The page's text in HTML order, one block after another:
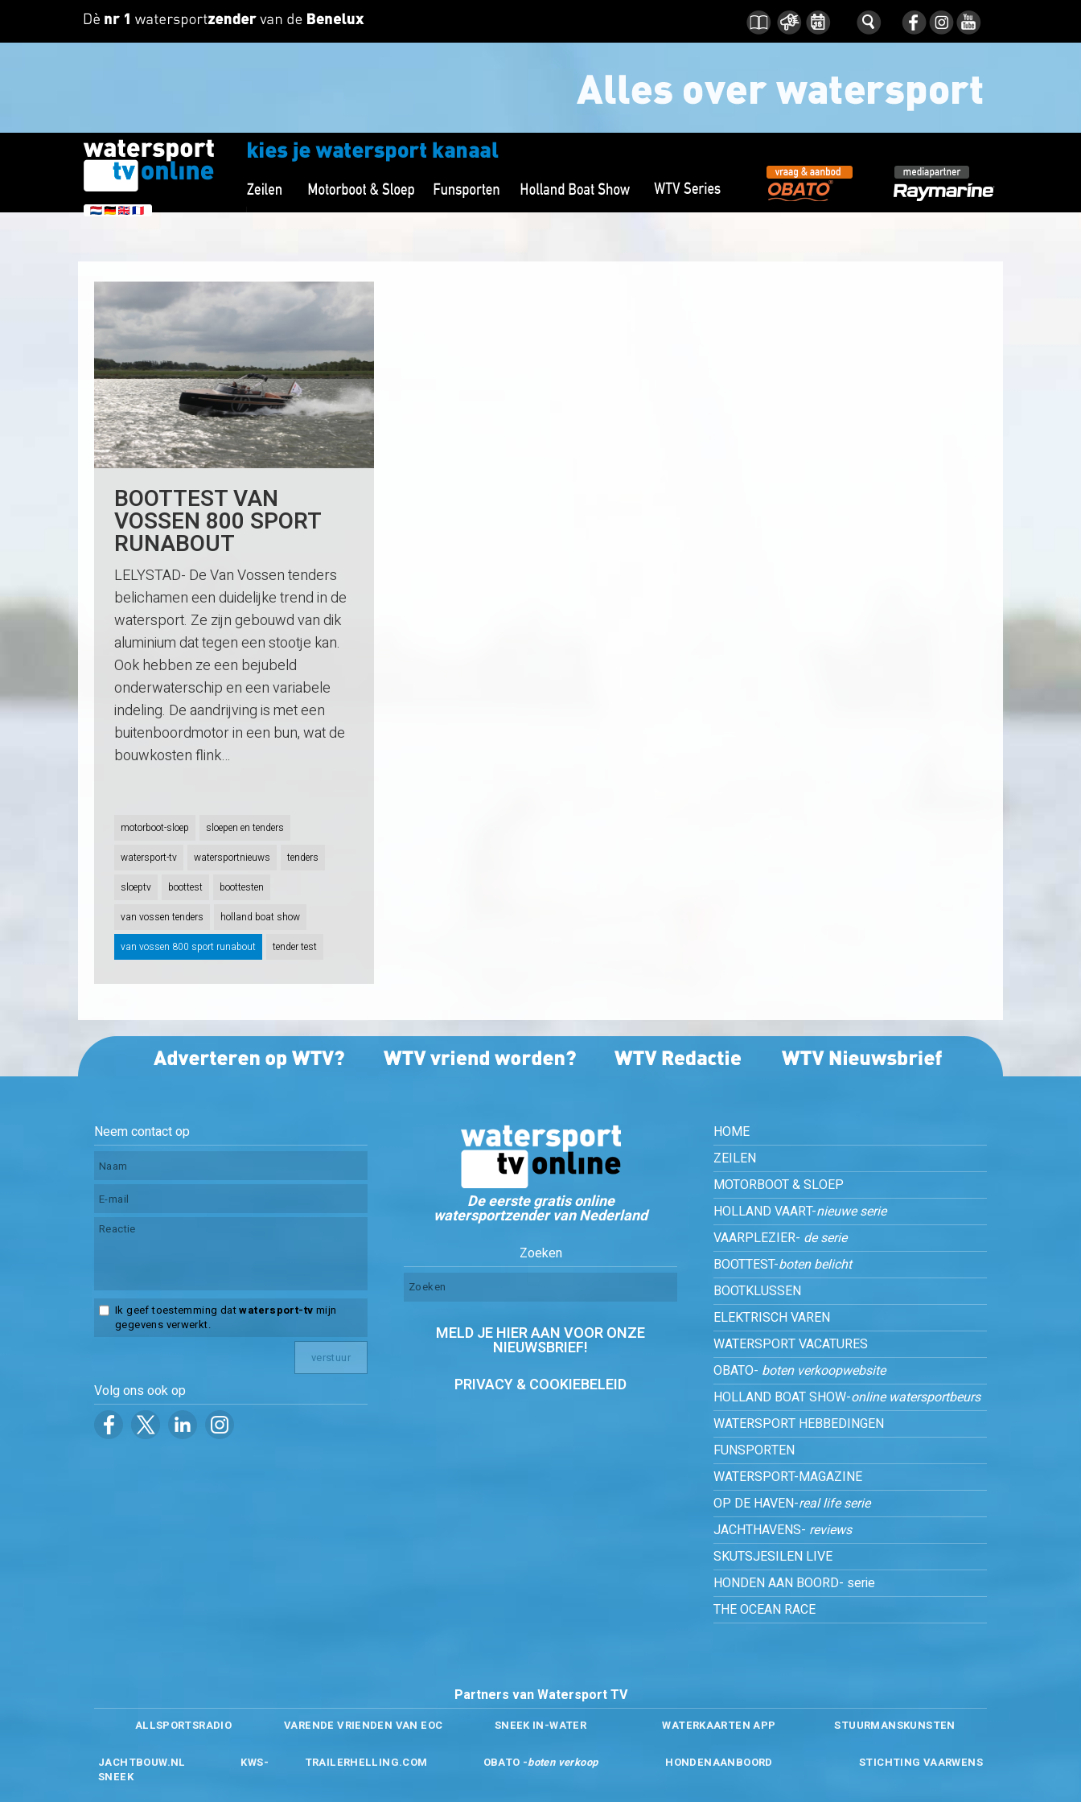
BOOTTEST VAN
VOSSEN 800 SPORT
RUNABOUT
LELYSTAD- De Van Vossen tenders
belichamen een duidelijke trend in de
watersport. Ze zijn gebouwd van dik
aluminium dat tegen een stootje kan.
Ook hebben ze een bejubeld
onderwaterschip en een variabele
indeling. De aandrijving is met een
buitenboordmotor in een bun, wat de
bouwkosten flink…
motorboot-sloep sloepen en tenders
watersport-tv watersportnieuws tenders
sloeptv boottest boottesten
van vossen tenders holland boat show
van vossen 800 sport runabout tender test
Neem contact op
Ik geef toestemming datwatersport-tv mijn
gegevens verwerkt.
Volg ons ook op
De eerste gratis online
watersportzender van Nederland
Zoeken
MELD JE HIER AAN VOOR ONZE
NIEUWSBRIEF!
PRIVACY & COOKIEBELEID
HOME
ZEILEN
MOTORBOOT & SLOEP
HOLLAND VAART-nieuwe serie
VAARPLEZIER- de serie
BOOTTEST-boten belicht
BOOTKLUSSEN
ELEKTRISCH VAREN
WATERSPORT VACATURES
OBATO- boten verkoopwebsite
HOLLAND BOAT SHOW-online watersportbeurs
WATERSPORT HEBBEDINGEN
FUNSPORTEN
WATERSPORT-MAGAZINE
OP DE HAVEN-real life serie
JACHTHAVENS- reviews
SKUTSJESILEN LIVE
HONDEN AAN BOORD- serie
THE OCEAN RACE
Partners van Watersport TV
ALLSPORTSRADIO VARENDE VRIENDEN VAN EOC SNEEK IN-WATER WATERKAARTEN APP STUURMANSKUNSTEN
JACHTBOUW.NL
KWS-
SNEEK
TRAILERHELLING.COM OBATO -boten verkoop HONDENAANBOORD STICHTING VAARWENS